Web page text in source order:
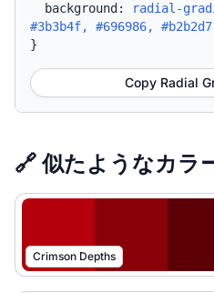
background:
radial-
#3b3b4f, #696986,
}
Copy Radial
🔗 似たようなカラ
Crimson Depths